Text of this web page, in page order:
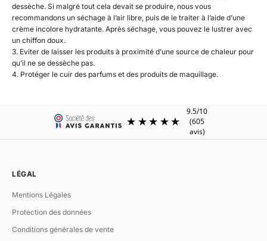
dessèche. Si malgré tout cela devait se produire, nous vous
recommandons un séchage à l’air libre, puis de le traiter à l’aide d’une
crème incolore hydratante. Après séchage, vous pouvez le lustrer avec
un chiffon doux.
3. Eviter de laisser les produits à proximité d’une source de chaleur pour
qu’il ne se dessèche pas.
4. Protéger le cuir des parfums et des produits de maquillage.
LÉGAL
Mentions Légales
Protection des données
Conditions générales de vente